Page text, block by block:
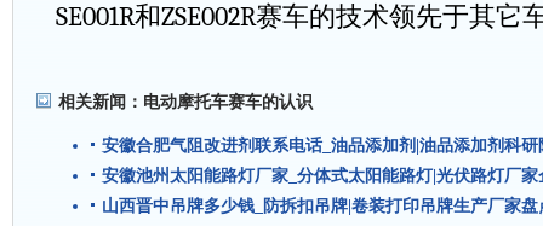
SE001R和ZSE002R赛车的技术领先于其它
相关新闻： 电动摩托车赛车的认识
安徽合肥气阻改进剂联系电话_油品添加剂|油品添加剂科
安徽池州太阳能路灯厂家_分体式太阳能路灯|光伏路灯厂家
山西晋中吊牌多少钱_防拆扣吊牌|卷装打印吊牌生产厂家盘